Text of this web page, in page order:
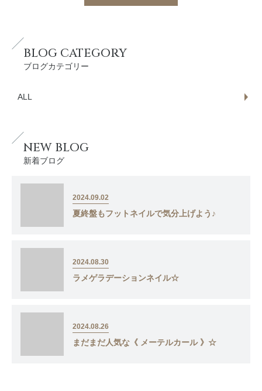
BLOG CATEGORY
ブログカテゴリー
ALL
NEW BLOG
新着ブログ
2024.09.02
夏終盤もフットネイルで気分上げよう♪
2024.08.30
ラメゲラデーションネイル☆
2024.08.26
まだまだ人気な《 メーテルカール 》☆